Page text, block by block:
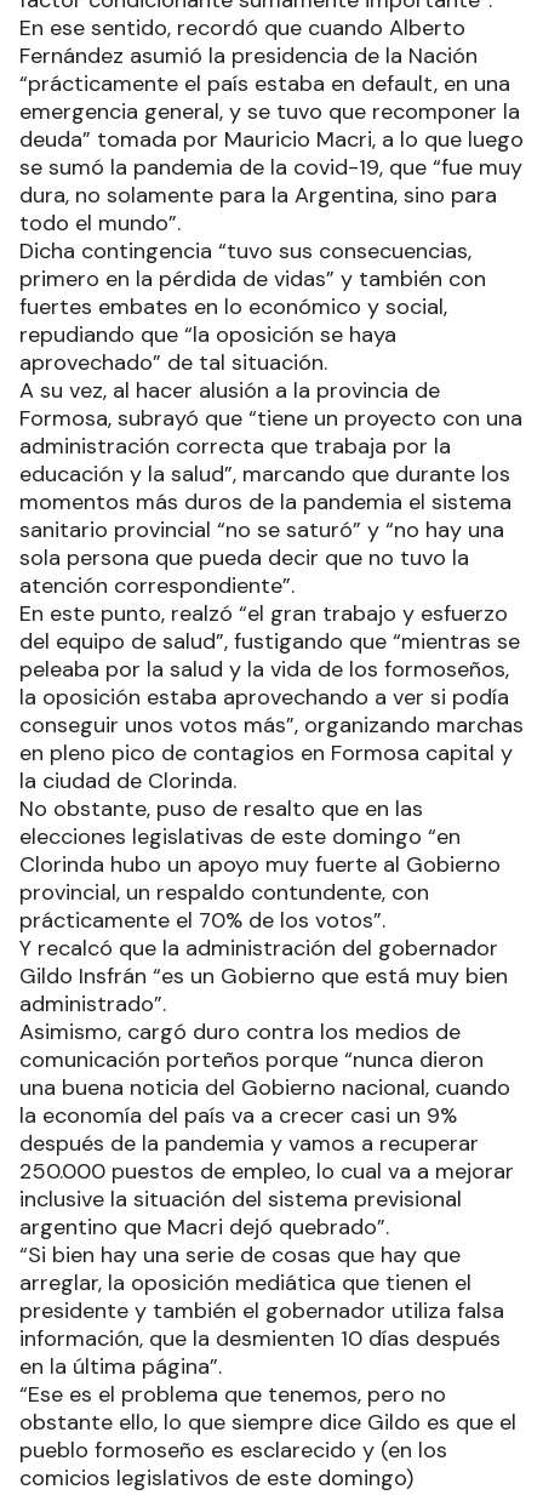
En ese sentido, recordó que cuando Alberto
Fernández asumió la presidencia de la Nación
“prácticamente el país estaba en default, en una
emergencia general, y se tuvo que recomponer la
deuda” tomada por Mauricio Macri, a lo que luego
se sumó la pandemia de la covid-19, que “fue muy
dura, no solamente para la Argentina, sino para
todo el mundo”.
Dicha contingencia “tuvo sus consecuencias,
primero en la pérdida de vidas” y también con
fuertes embates en lo económico y social,
repudiando que “la oposición se haya
aprovechado” de tal situación.
A su vez, al hacer alusión a la provincia de
Formosa, subrayó que “tiene un proyecto con una
administración correcta que trabaja por la
educación y la salud”, marcando que durante los
momentos más duros de la pandemia el sistema
sanitario provincial “no se saturó” y “no hay una
sola persona que pueda decir que no tuvo la
atención correspondiente”.
En este punto, realzó “el gran trabajo y esfuerzo
del equipo de salud”, fustigando que “mientras se
peleaba por la salud y la vida de los formoseños,
la oposición estaba aprovechando a ver si podía
conseguir unos votos más”, organizando marchas
en pleno pico de contagios en Formosa capital y
la ciudad de Clorinda.
No obstante, puso de resalto que en las
elecciones legislativas de este domingo “en
Clorinda hubo un apoyo muy fuerte al Gobierno
provincial, un respaldo contundente, con
prácticamente el 70% de los votos”.
Y recalcó que la administración del gobernador
Gildo Insfrán “es un Gobierno que está muy bien
administrado”.
Asimismo, cargó duro contra los medios de
comunicación porteños porque “nunca dieron
una buena noticia del Gobierno nacional, cuando
la economía del país va a crecer casi un 9%
después de la pandemia y vamos a recuperar
250.000 puestos de empleo, lo cual va a mejorar
inclusive la situación del sistema previsional
argentino que Macri dejó quebrado”.
“Si bien hay una serie de cosas que hay que
arreglar, la oposición mediática que tienen el
presidente y también el gobernador utiliza falsa
información, que la desmienten 10 días después
en la última página”.
“Ese es el problema que tenemos, pero no
obstante ello, lo que siempre dice Gildo es que el
pueblo formoseño es esclarecido y (en los
comicios legislativos de este domingo)